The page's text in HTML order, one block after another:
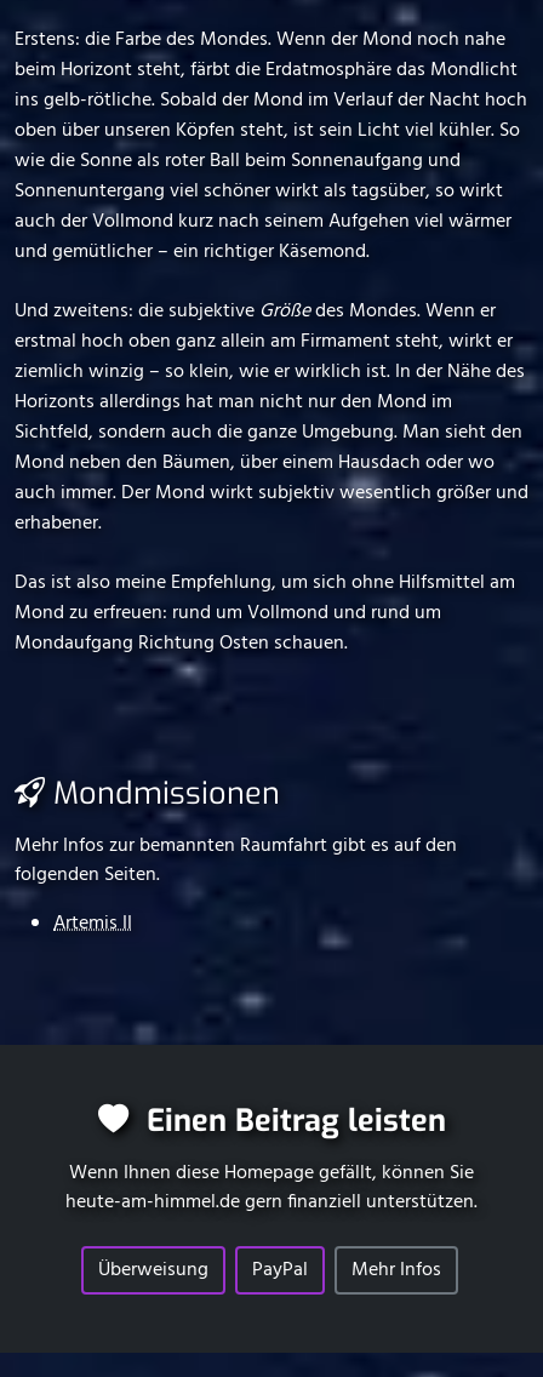
Erstens: die Farbe des Mondes. Wenn der Mond noch nahe
beim Horizont steht, färbt die Erdatmosphäre das Mondlicht
ins gelb-rötliche. Sobald der Mond im Verlauf der Nacht hoch
oben über unseren Köpfen steht, ist sein Licht viel kühler. So
wie die Sonne als roter Ball beim Sonnenaufgang und
Sonnenuntergang viel schöner wirkt als tagsüber, so wirkt
auch der Vollmond kurz nach seinem Aufgehen viel wärmer
und gemütlicher – ein richtiger Käsemond.
Und zweitens: die subjektive Größedes Mondes. Wenn er
erstmal hoch oben ganz allein am Firmament steht, wirkt er
ziemlich winzig – so klein, wie er wirklich ist. In der Nähe des
Horizonts allerdings hat man nicht nur den Mond im
Sichtfeld, sondern auch die ganze Umgebung. Man sieht den
Mond neben den Bäumen, über einem Hausdach oder wo
auch immer. Der Mond wirkt subjektiv wesentlich größer und
erhabener.
Das ist also meine Empfehlung, um sich ohne Hilfsmittel am
Mond zu erfreuen: rund um Vollmond und rund um
Mondaufgang Richtung Osten schauen.
Mondmissionen
Mehr Infos zur bemannten Raumfahrt gibt es auf den
folgenden Seiten.
Artemis II
Einen Beitrag leisten
Wenn Ihnen diese Homepage gefällt, können Sie
heute-am-himmel.degern finanziell unterstützen.
Überweisung PayPal Mehr Infos